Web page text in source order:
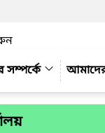
সম্পর্কে